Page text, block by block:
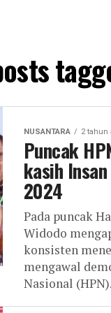
NUSANTARA 2 tahun
Puncak
kasih
2024
Pada puncak
Widodo
konsisten
mengawal
Nasional